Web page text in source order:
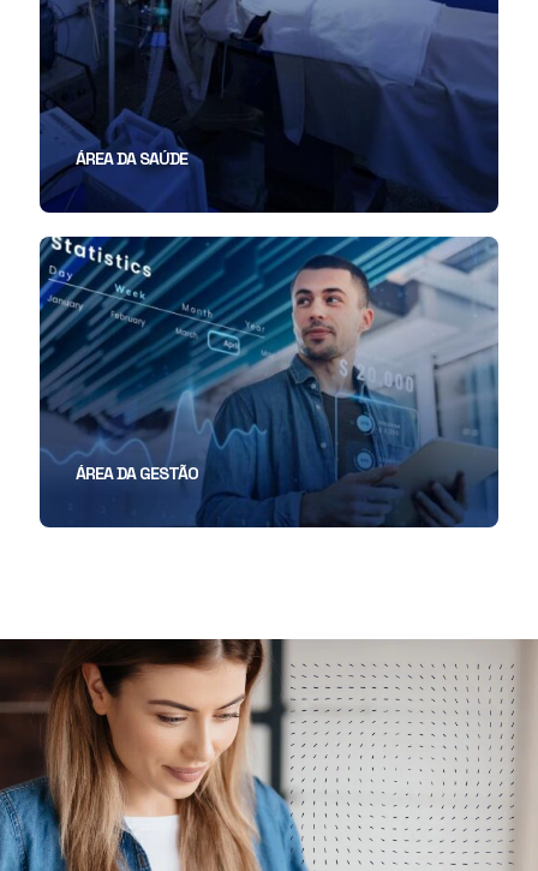
ÁREA DA SAÚDE
ÁREA DA GESTÃO
ÁREA DA EDUCAÇÃO